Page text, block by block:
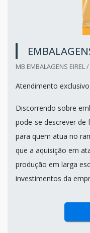
MB EMBALAGENS EIREL
Atendimento
Discorrendo sobre
pode-se descrever
para quem atua no
que a aquisição em
produção em larga
investimentos da